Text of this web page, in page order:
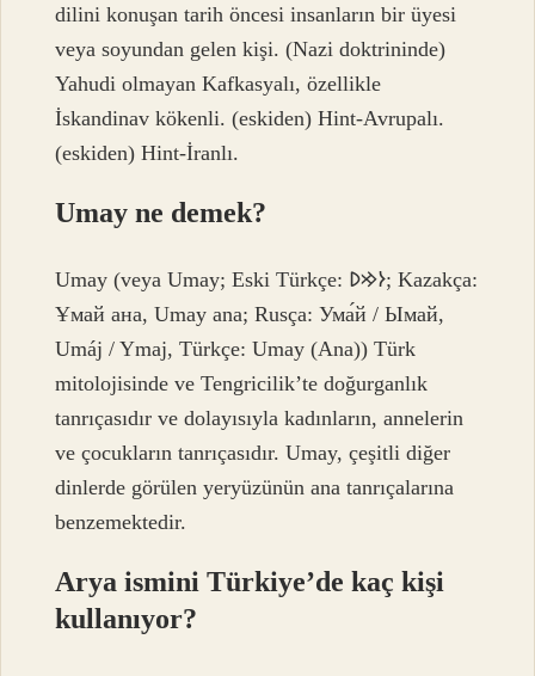
dilini konuşan tarih öncesi insanların bir üyesi
veya soyundan gelen kişi. (Nazi doktrininde)
Yahudi olmayan Kafkasyalı, özellikle
İskandinav kökenli. (eskiden) Hint-Avrupalı.
(eskiden) Hint-İranlı.
Umay ne demek?
Umay (veya Umay; Eski Türkçe: 𐰆𐰢𐰖; Kazakça:
Ұмай aна, Umay ana; Rusça: Ума́й / Ымай,
Umáj / Ymaj, Türkçe: Umay (Ana)) Türk
mitolojisinde ve Tengricilik’te doğurganlık
tanrıçasıdır ve dolayısıyla kadınların, annelerin
ve çocukların tanrıçasıdır. Umay, çeşitli diğer
dinlerde görülen yeryüzünün ana tanrıçalarına
benzemektedir.
Arya ismini Türkiye’de kaç kişi
kullanıyor?